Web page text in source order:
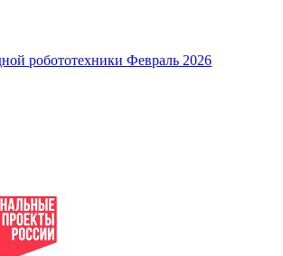
робототехники Февраль 2026